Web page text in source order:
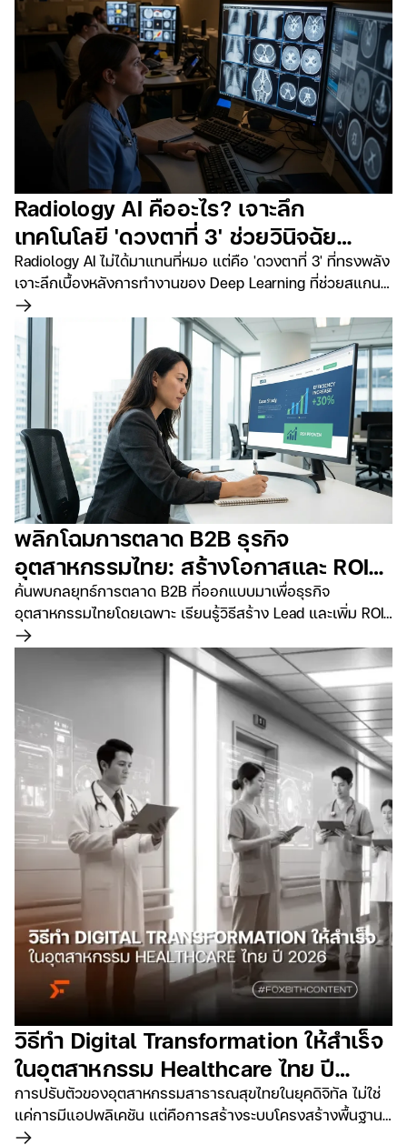
Radiology AI คืออะไร? เจาะลึก
เทคโนโลยี 'ดวงตาที่ 3' ช่วยวินิจฉัย
แม่นยำ [2026]
Radiology AI ไม่ได้มาแทนที่หมอ แต่คือ 'ดวงตาที่ 3' ที่ทรงพลัง
เจาะลึกเบื้องหลังการทำงานของ Deep Learning ที่ช่วยสแกน
หาโรคร้ายในจุดที่เล็กที่สุด
อ่านเพิ่มเติม
พลิกโฉมการตลาด B2B ธุรกิจ
อุตสาหกรรมไทย: สร้างโอกาสและ ROI
ด้วยงบประมาณที่จำกัด
ค้นพบกลยุทธ์การตลาด B2B ที่ออกแบบมาเพื่อธุรกิจ
อุตสาหกรรมไทยโดยเฉพาะ เรียนรู้วิธีสร้าง Lead และเพิ่ม ROI
อย่างมีประสิทธิภาพ แม้มีงบประมาณจำกัด เริ่มต้นการ
เปลี่ยนแปลงดิจิทัลของคุณวันนี้
อ่านเพิ่มเติม
วิธีทำ Digital Transformation ให้สำเร็จ
ในอุตสาหกรรม Healthcare ไทย ปี
2026
การปรับตัวของอุตสาหกรรมสาธารณสุขไทยในยุคดิจิทัล ไม่ใช่
แค่การมีแอปพลิเคชัน แต่คือการสร้างระบบโครงสร้างพื้นฐานที่
ปลอดภัยและมีประสิทธิภาพ
อ่านเพิ่มเติม